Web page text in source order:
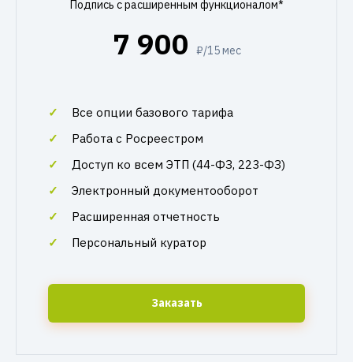
Подпись с расширенным функционалом*
7 900 ₽/15 мес
Все опции базового тарифа
Работа с Росреестром
Доступ ко всем ЭТП (44-ФЗ, 223-ФЗ)
Электронный документооборот
Расширенная отчетность
Персональный куратор
Заказать